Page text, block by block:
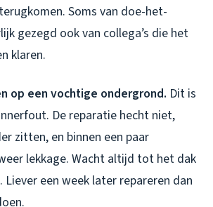
Soms van doe-het-
gezegd ook van collega’s die het
klaren.
op een vochtige ondergrond. Dit is
De reparatie hecht niet,
zitten, en binnen een paar
lekkage. Wacht altijd tot het dak
een week later repareren dan